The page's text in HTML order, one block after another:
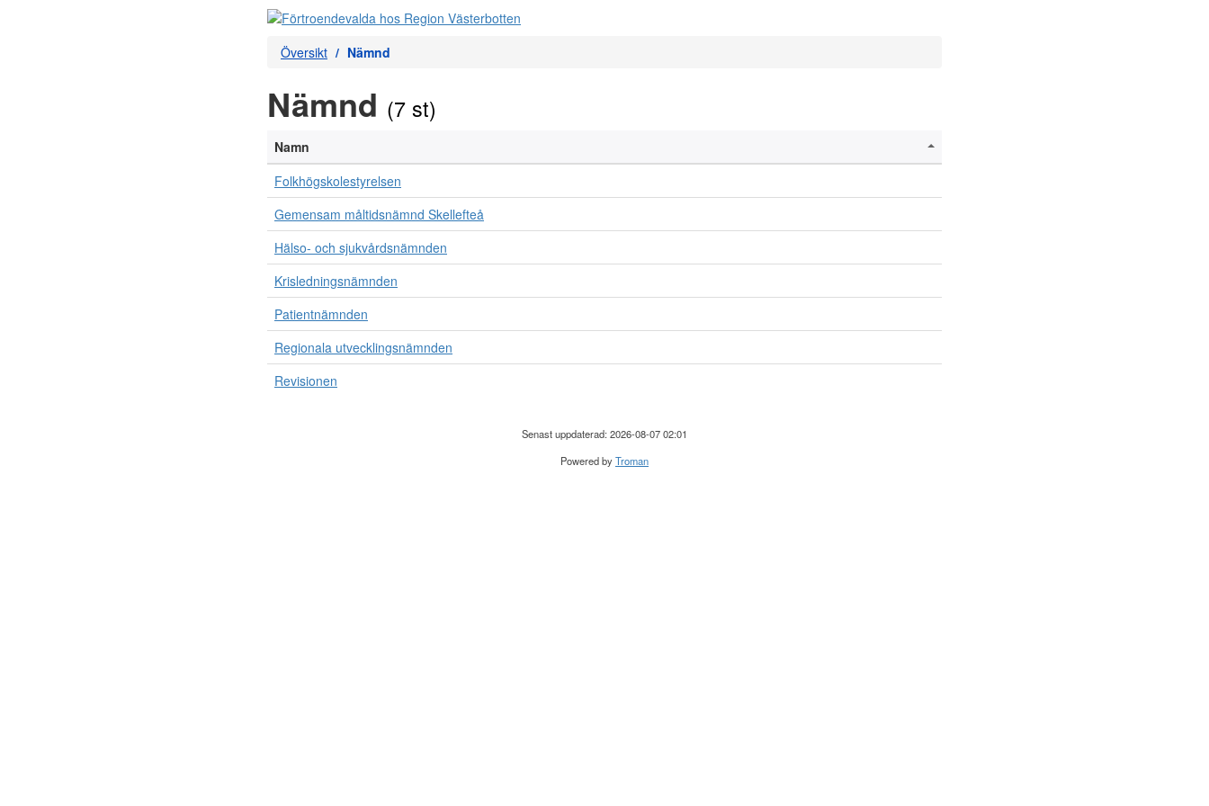
Översikt Nämnd
Nämnd (7 st)
Namn
Folkhögskolestyrelsen
Gemensam måltidsnämnd Skellefteå
Hälso- och sjukvårdsnämnden
Krisledningsnämnden
Patientnämnden
Regionala utvecklingsnämnden
Revisionen
Senast uppdaterad: 2026-08-07 02:01
Powered byTroman